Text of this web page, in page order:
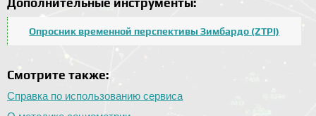
Опросник временной перспективы Зимбардо (ZTPI)
Смотрите также:
Справка по использованию сервиса